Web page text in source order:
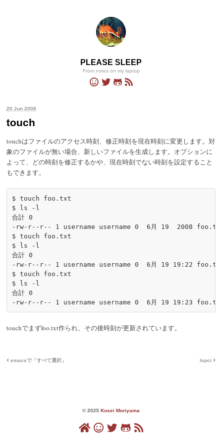
PLEASE SLEEP
From notes on my laptop
20 Jun 2008
touch
touchはファイルのアクセス時刻、修正時刻を現在時刻に変更します。対
象のファイルが無い場合、新しいファイルを生成します。オプションに
よって、どの時刻を修正するかや、現在時刻でない時刻を設定すること
もできます。
$ touch foo.txt
$ ls
-l
合計 0
-rw- r-- r-- 1 username username 0 6 月 19 2008
$ touch foo.txt
$ ls
-l
合計 0
-rw- r-- r-- 1 username username 0 6 月 19 19 : 22
$ touch foo.txt
$ ls
-l
合計 0
-rw- r-- r-- 1 username username 0 6 月 19 19 : 23
touchでまずfoo.txt作られ、その後時刻が更新されています。
emacsで「すべて選択」 lspci
© 2025 Kosei Moriyama